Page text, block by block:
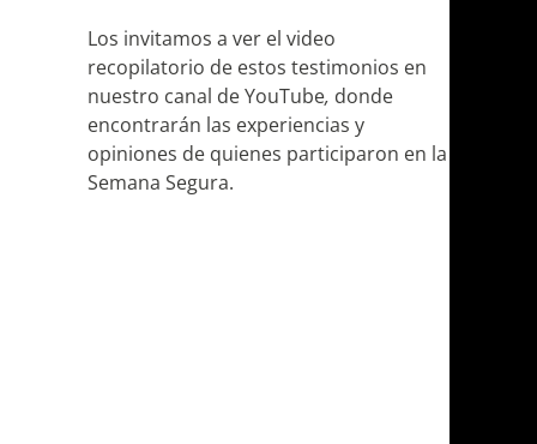
Los invitamos a ver el video
recopilatorio de estos testimonios en
nuestro canal de YouTube, donde
encontrarán las experiencias y
opiniones de quienes participaron en la
Semana Segura.